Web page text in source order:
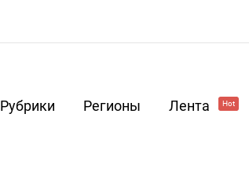
Рубрики Регионы Лента Hot